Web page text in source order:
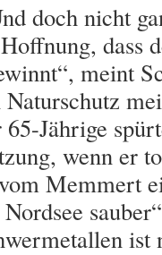
doch nicht
dass
meint
Jährige
wenn er
Memmert
ist